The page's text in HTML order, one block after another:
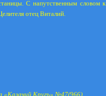
С напутственным словом к
отец Виталий.
«Казачий Кругъ» №47(966)